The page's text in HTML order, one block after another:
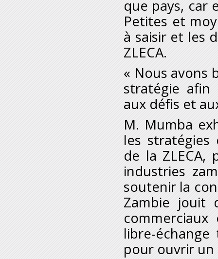
que pays, car
Petites et
à saisir et les
ZLECA.
« Nous avons
stratégie afin
aux défis et
M. Mumba
les
de la
industries
soutenir la
Zambie jouit
libre-
pour ouvrir un